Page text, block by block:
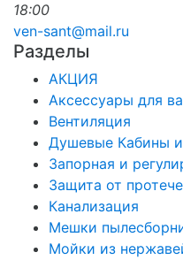
18:00
ven-sant@mail.ru
Разделы
АКЦИЯ
Аксессуары для
Вентиляция
Душевые Кабины
Запорная и
Защита от
Канализация
Мешки
Мойки из